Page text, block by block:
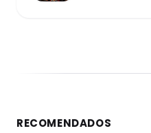
RECOMENDADOS